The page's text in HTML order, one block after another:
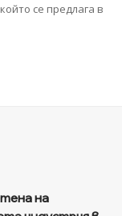
се предлага в
на